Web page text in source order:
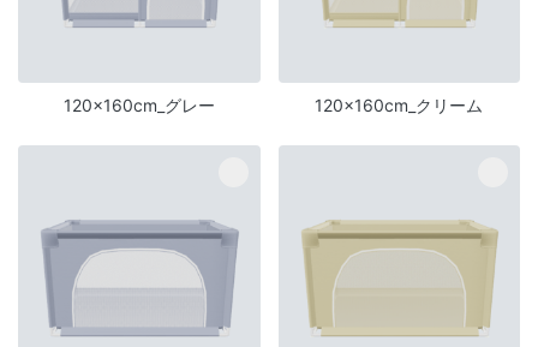
120×160cm_グレー 120×160cm_クリーム